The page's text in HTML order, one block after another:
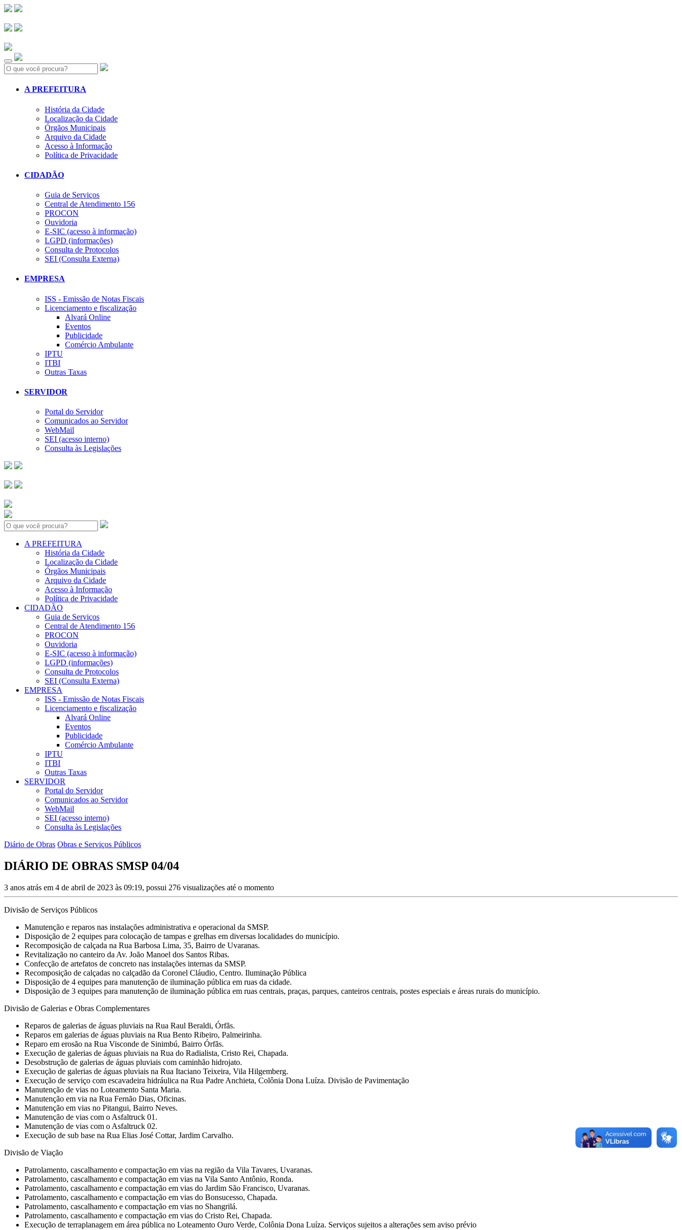
Search:
A PREFEITURA
História da Cidade
Localização da Cidade
Órgãos Municipais
Arquivo da Cidade
Acesso à Informação
Política de Privacidade
CIDADÃO
Guia de Serviços
Central de Atendimento 156
PROCON
Ouvidoria
E-SIC (acesso à informação)
LGPD (informações)
Consulta de Protocolos
SEI (Consulta Externa)
EMPRESA
ISS - Emissão de Notas Fiscais
Licenciamento e fiscalização
Alvará Online
Eventos
Publicidade
Comércio Ambulante
IPTU
ITBI
Outras Taxas
SERVIDOR
Portal do Servidor
Comunicados ao Servidor
WebMail
SEI (acesso interno)
Consulta às Legislações
Search:
A PREFEITURA
História da Cidade
Localização da Cidade
Órgãos Municipais
Arquivo da Cidade
Acesso à Informação
Política de Privacidade
CIDADÃO
Guia de Serviços
Central de Atendimento 156
PROCON
Ouvidoria
E-SIC (acesso à informação)
LGPD (informações)
Consulta de Protocolos
SEI (Consulta Externa)
EMPRESA
ISS - Emissão de Notas Fiscais
Licenciamento e fiscalização
Alvará Online
Eventos
Publicidade
Comércio Ambulante
IPTU
ITBI
Outras Taxas
SERVIDOR
Portal do Servidor
Comunicados ao Servidor
WebMail
SEI (acesso interno)
Consulta às Legislações
Diário de Obras Obras e Serviços Públicos
DIÁRIO DE OBRAS SMSP 04/04
3 anos atrás em 4 de abril de 2023 às 09:19, possui 276 visualizações até o momento
Divisão de Serviços Públicos
Manutenção e reparos nas instalações administrativa e operacional da SMSP.
Disposição de 2 equipes para colocação de tampas e grelhas em diversas localidades do município.
Recomposição de calçada na Rua Barbosa Lima, 35, Bairro de Uvaranas.
Revitalização no canteiro da Av. João Manoel dos Santos Ribas.
Confecção de artefatos de concreto nas instalações internas da SMSP.
Recomposição de calçadas no calçadão da Coronel Cláudio, Centro. Iluminação Pública
Disposição de 4 equipes para manutenção de iluminação pública em ruas da cidade.
Disposição de 3 equipes para manutenção de iluminação pública em ruas centrais, praças, parques, canteiros centrais, postes especiais e áreas rurais do município.
Divisão de Galerias e Obras Complementares
Reparos de galerias de águas pluviais na Rua Raul Beraldi, Órfãs.
Reparos em galerias de águas pluviais na Rua Bento Ribeiro, Palmeirinha.
Reparo em erosão na Rua Visconde de Sinimbú, Bairro Órfãs.
Execução de galerias de águas pluviais na Rua do Radialista, Cristo Rei, Chapada.
Desobstrução de galerias de águas pluviais com caminhão hidrojato.
Execução de galerias de águas pluviais na Rua Itaciano Teixeira, Vila Hilgemberg.
Execução de serviço com escavadeira hidráulica na Rua Padre Anchieta, Colônia Dona Luíza. Divisão de Pavimentação
Manutenção de vias no Loteamento Santa Maria.
Manutenção em via na Rua Fernão Dias, Oficinas.
Manutenção em vias no Pitangui, Bairro Neves.
Manutenção de vias com o Asfaltruck 01.
Manutenção de vias com o Asfaltruck 02.
Execução de sub base na Rua Elias José Cottar, Jardim Carvalho.
Divisão de Viação
Patrolamento, cascalhamento e compactação em vias na região da Vila Tavares, Uvaranas.
Patrolamento, cascalhamento e compactação em vias na Vila Santo Antônio, Ronda.
Patrolamento, cascalhamento e compactação em vias do Jardim São Francisco, Uvaranas.
Patrolamento, cascalhamento e compactação em vias do Bonsucesso, Chapada.
Patrolamento, cascalhamento e compactação em vias no Shangrilá.
Patrolamento, cascalhamento e compactação em vias do Cristo Rei, Chapada.
Execução de terraplanagem em área pública no Loteamento Ouro Verde, Colônia Dona Luíza. Serviços sujeitos a alterações sem aviso prévio